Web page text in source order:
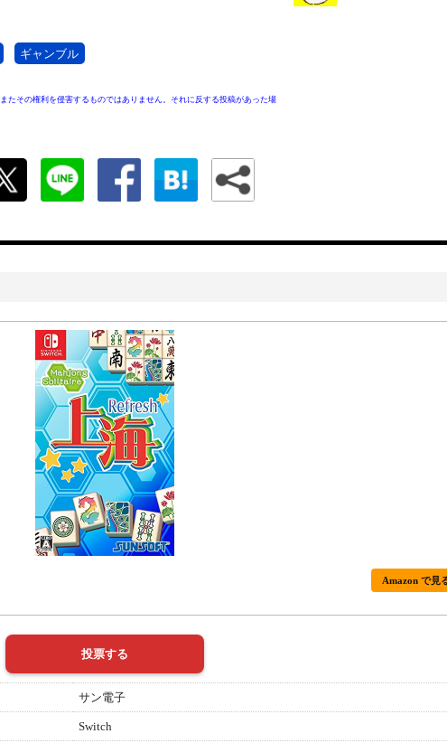
ギャンブル
たその権利を侵害するものではありません。それに反する投稿があった場
Amazon で見
サン電子
Switch